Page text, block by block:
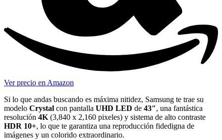
Ver precio en Amazon
Si lo que andas buscando es máxima nitidez, Samsung te trae su
modelo Crystal con pantalla UHD LED de 43″, una fantástica
resolución 4K (3,840 x 2,160 pixeles) y sistema de alto contraste
HDR 10+, lo que te garantiza una reproducción fidedigna de
imágenes y un colorido extraordinario.